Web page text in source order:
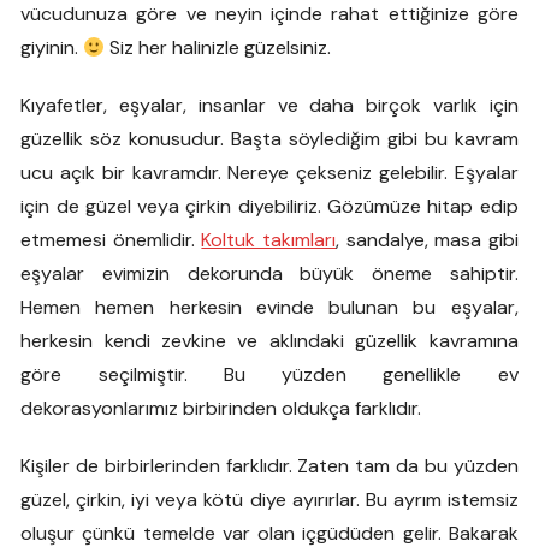
vücudunuza göre ve neyin içinde rahat ettiğinize göre
giyinin.
Siz her halinizle güzelsiniz.
Kıyafetler, eşyalar, insanlar ve daha birçok varlık için
güzellik söz konusudur. Başta söylediğim gibi bu kavram
ucu açık bir kavramdır. Nereye çekseniz gelebilir. Eşyalar
için de güzel veya çirkin diyebiliriz. Gözümüze hitap edip
etmemesi önemlidir.Koltuk takımları, sandalye, masa gibi
eşyalar evimizin dekorunda büyük öneme sahiptir.
Hemen hemen herkesin evinde bulunan bu eşyalar,
herkesin kendi zevkine ve aklındaki güzellik kavramına
göre seçilmiştir. Bu yüzden genellikle ev
dekorasyonlarımız birbirinden oldukça farklıdır.
Kişiler de birbirlerinden farklıdır. Zaten tam da bu yüzden
güzel, çirkin, iyi veya kötü diye ayırırlar. Bu ayrım istemsiz
oluşur çünkü temelde var olan içgüdüden gelir. Bakarak